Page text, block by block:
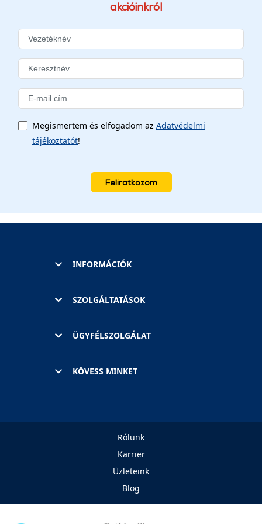
akcióinkról
Megismertem és elfogadom az Adatvédelmi
tájékoztatót!
Feliratkozom
INFORMÁCIÓK
SZOLGÁLTATÁSOK
ÜGYFÉLSZOLGÁLAT
KÖVESS MINKET
Rólunk
Karrier
Üzleteink
Blog